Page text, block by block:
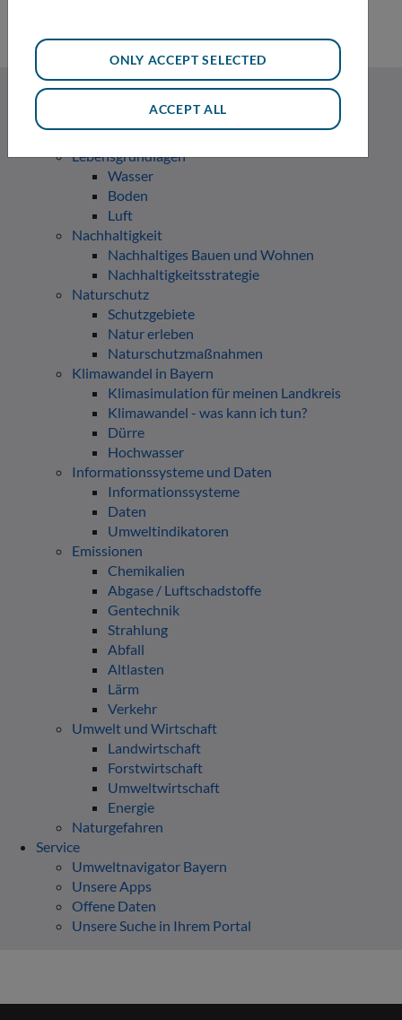
Startseite
Karte
Mein Landkreis
Themen
Lebensgrundlagen
Wasser
Boden
Luft
Nachhaltigkeit
Nachhaltiges Bauen und Wohnen
Nachhaltigkeitsstrategie
Naturschutz
Schutzgebiete
Natur erleben
Naturschutzmaßnahmen
Klimawandel in Bayern
Klimasimulation für meinen Landkreis
Klimawandel - was kann ich tun?
Dürre
Hochwasser
Informationssysteme und Daten
Informationssysteme
Daten
Umweltindikatoren
Emissionen
Chemikalien
Abgase / Luftschadstoffe
Gentechnik
Strahlung
Abfall
Altlasten
Lärm
Verkehr
Umwelt und Wirtschaft
Landwirtschaft
Forstwirtschaft
Umweltwirtschaft
Energie
Naturgefahren
Service
Umweltnavigator Bayern
Unsere Apps
Offene Daten
Unsere Suche in Ihrem Portal
ONLY ACCEPT SELECTED
ACCEPT ALL